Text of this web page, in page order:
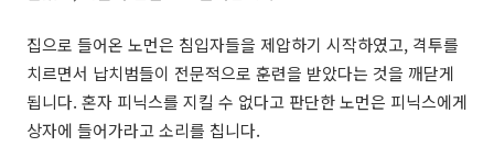
집으로 들어온 노먼은 침입자들을 제압하기 시작하였고, 격투를
치르면서 납치범들이 전문적으로 훈련을 받았다는 것을 깨닫게
됩니다. 혼자 피닉스를 지킬 수 없다고 판단한 노먼은 피닉스에게
상자에 들어가라고 소리를 칩니다.